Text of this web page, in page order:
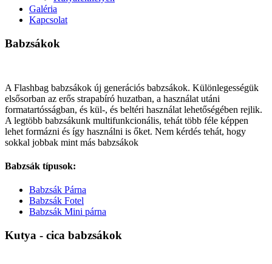
Galéria
Kapcsolat
Babzsákok
A Flashbag babzsákok új generációs babzsákok. Különlegességük
elsősorban az erős strapabíró huzatban, a használat utáni
formatartósságban, és kül-, és beltéri használat lehetőségében rejlik.
A legtöbb babzsákunk multifunkcionális, tehát több féle képpen
lehet formázni és így használni is őket. Nem kérdés tehát, hogy
sokkal jobbak mint más babzsákok
Babzsák típusok:
Babzsák Párna
Babzsák Fotel
Babzsák Mini párna
Kutya - cica babzsákok